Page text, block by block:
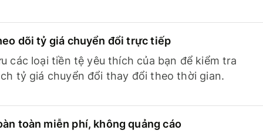
dõi tỷ giá chuyển đổi trực tiếp
các loại tiền tệ yêu thích của bạn để kiểm tra
tỷ giá chuyển đổi thay đổi theo thời gian.
toàn miễn phí, không quảng cáo